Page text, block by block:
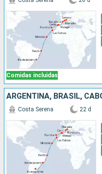
Comidas incluidas
Costa Serena 22 d